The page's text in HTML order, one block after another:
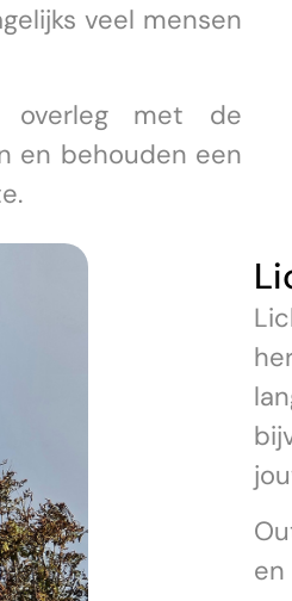
veel mensen
overleg met de
en behouden een